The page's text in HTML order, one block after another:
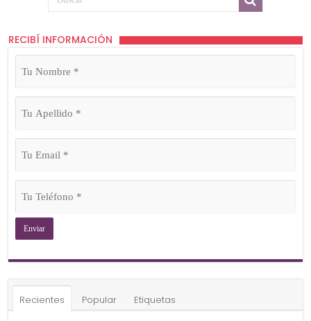
RECIBÍ INFORMACIÓN
Nombre
Apellido
Email
Teléfono
Recientes Popular Etiquetas